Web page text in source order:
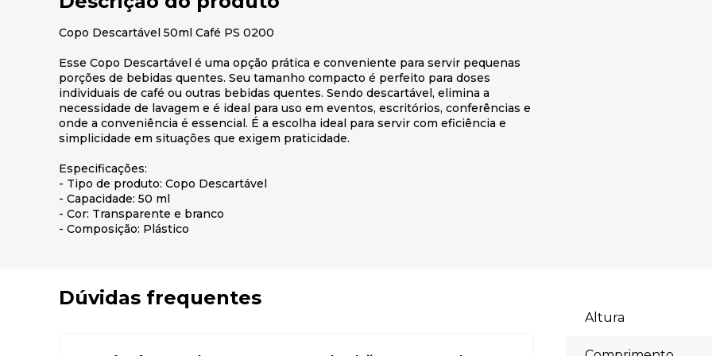
Copo Descartável 50ml Café PS 0200
Esse Copo Descartável é uma opção prática e conveniente para servir pequenas
porções de bebidas quentes. Seu tamanho compacto é perfeito para doses
individuais de café ou outras bebidas quentes. Sendo descartável, elimina a
necessidade de lavagem e é ideal para uso em eventos, escritórios, conferências e
onde a conveniência é essencial. É a escolha ideal para servir com eficiência e
simplicidade em situações que exigem praticidade.
Especificações:
- Tipo de produto: Copo Descartável
- Capacidade: 50 ml
- Cor: Transparente e branco
- Composição: Plástico
Dúvidas frequentes
Altura